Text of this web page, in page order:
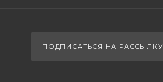
ПОДПИСАТЬСЯ НА РАССЫЛКУ